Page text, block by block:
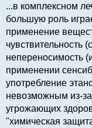
...в комплексном
большую роль
применение
чувствительность
непереносимость
применении
употребление
невозможным из-
угрожающих
"химическая